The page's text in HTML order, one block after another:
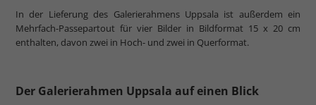
In der Lieferung des Galerierahmens Uppsala ist außerdem ein
Mehrfach-Passepartout für vier Bilder in Bildformat 15 x 20 cm
enthalten, davon zwei in Hoch- und zwei in Querformat.
Der Galerierahmen Uppsala auf einen Blick